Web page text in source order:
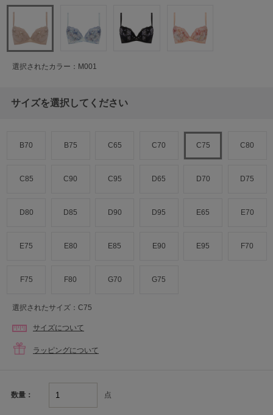
選択されたカラー：M001
サイズを選択してください
B70 B75 C65 C70 C75 C80
C85 C90 C95 D65 D70 D75
D80 D85 D90 D95 E65 E70
E75 E80 E85 E90 E95 F70
F75 F80 G70 G75
選択されたサイズ：C75
サイズについて
ラッピングについて
数量： 点